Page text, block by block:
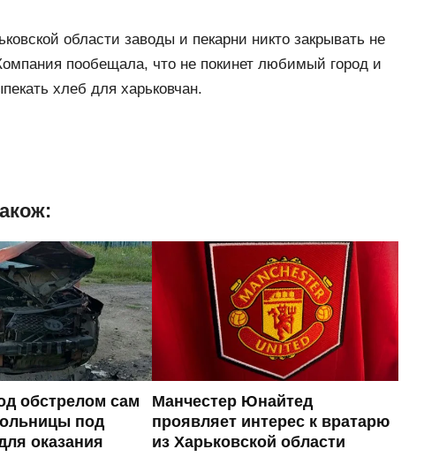
области заводы и пекарни никто закрывать не
пообещала, что не покинет любимый город и
хлеб для харьковчан.
обстрелом сам
под
оказания
Манчестер Юнайтед
проявляет интерес к вратарю
из Харьковской области